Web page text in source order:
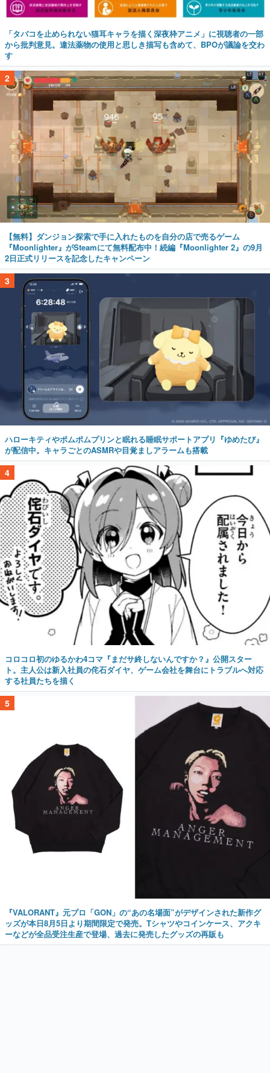
「タバコを止められない猫耳キャラを描く深夜枠アニメ」に視聴者の一部
から批判意見。違法薬物の使用と思しき描写も含めて、BPOが議論を交わ
す
2
【無料】ダンジョン探索で手に入れたものを自分の店で売るゲーム
『Moonlighter』がSteamにて無料配布中！続編『Moonlighter 2』の9月
2日正式リリースを記念したキャンペーン
3
ハローキティやポムポムプリンと眠れる睡眠サポートアプリ『ゆめたび』
が配信中。キャラごとのASMRや目覚ましアラームも搭載
4
コロコロ初のゆるかわ4コマ『まだサ終しないんですか？』公開スター
ト。主人公は新入社員の侘石ダイヤ、ゲーム会社を舞台にトラブルへ対応
する社員たちを描く
5
『VALORANT』元プロ「GON」の“あの名場面”がデザインされた新作グ
ッズが本日8月5日より期間限定で発売。Tシャツやコインケース、アクキ
ーなどが全品受注生産で登場、過去に発売したグッズの再販も